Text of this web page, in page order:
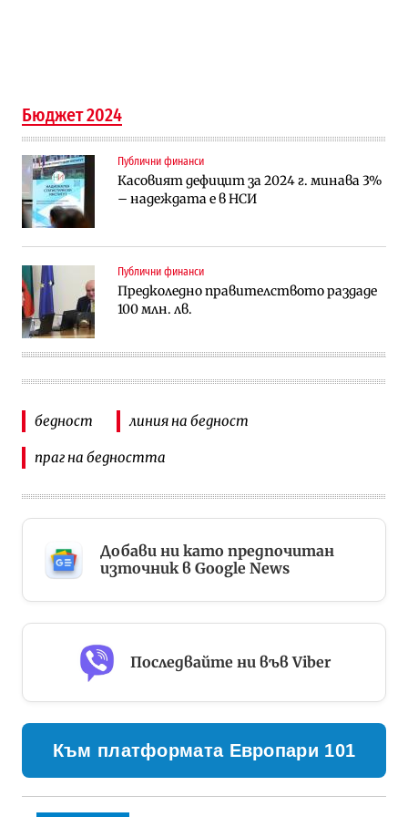
Бюджет 2024
Публични финанси
Касовият дефицит за 2024 г. минава 3%
– надеждата е в НСИ
Публични финанси
Предколедно правителството раздаде
100 млн. лв.
бедност линия на бедност
праг на бедността
Добави ни като предпочитан
източник в Google News
Последвайте ни във Viber
Към платформата Европари 101